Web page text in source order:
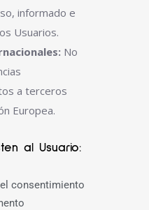
informado e
Usuarios.
No
a terceros
Europea.
al Usuario:
consentimiento